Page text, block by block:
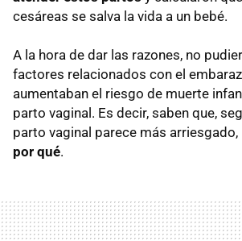
cesáreas se salva la vida a un bebé.
A la hora de dar las razones, no
factores relacionados con el
aumentaban el riesgo de muerte
parto vaginal. Es decir, saben que,
parto vaginal parece más arriesgado,
por qué.